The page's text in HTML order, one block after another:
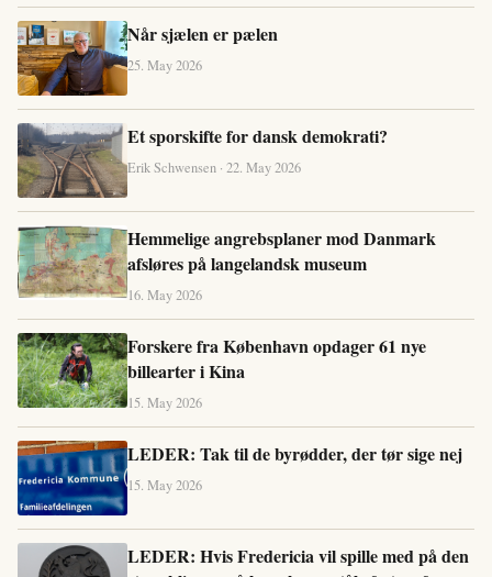
Når sjælen er pælen
25. May 2026
Et sporskifte for dansk demokrati?
Erik Schwensen · 22. May 2026
Hemmelige angrebsplaner mod Danmark
afsløres på langelandsk museum
16. May 2026
Forskere fra København opdager 61 nye
billearter i Kina
15. May 2026
LEDER: Tak til de byrødder, der tør sige nej
15. May 2026
LEDER: Hvis Fredericia vil spille med på den